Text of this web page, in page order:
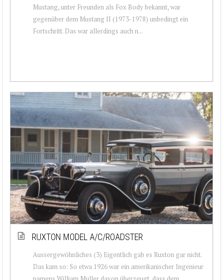
Mustang, unter Freunden als Fox Body bekannt, war
gegenüber dem Mustang II (1973-1978) unbedingt ein
Fortschritt. Das war allerdings auch n...
RUXTON MODEL A/C/ROADSTER
Aussergewöhnliches (3) Eigentlich gab es Ruxton gar nicht.
Das kam so: So etwa 1926 war ein amerikanischer Ingenieur